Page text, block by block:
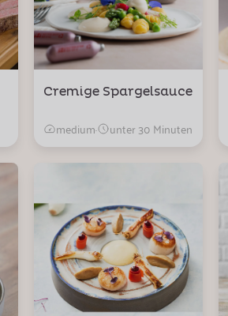
Cremige Spargelsauce
medium· unter 30 Minuten